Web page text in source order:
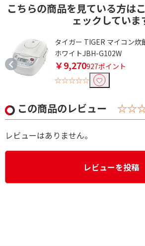
こちらの商品を見ている方は
ェックしていま
タイガー TIGER マイコン炊
ホワイトJBH-G102W
￥9,270927ポイント
☆☆☆☆☆
この商品のレビュー
レビューはありません。
レビューを投稿